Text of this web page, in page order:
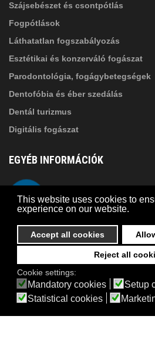
This website uses cookies to
experience on our website.
Reject all
Accept all cookies
Cookie settings:
Mandatory cookies
Setup
Statistical cookies
Szájsebészet és csontpótlás
Fogpótlások
Láthatatlan fogszabályozás
Esztétikai és konzerváló fogászat
Parodontológia, fogágybetegségek
Dentofóbia és éber szedálás
Dentál turizmus
Digitális fogászat
EGYÉB INFORMÁCIÓK
Adatkezelési szabályzat
Kapcsolat
© 2026 Suba Dental | Webdesign by
Akadálymentesítési nyilatkozat